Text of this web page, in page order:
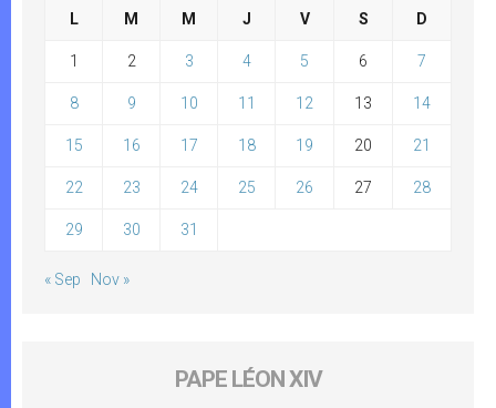
L M M J V S D
1 2 3 4 5 6 7
8 9 10 11 12 13 14
15 16 17 18 19 20 21
22 23 24 25 26 27 28
29 30 31
« Sep Nov »
PAPE LÉON XIV